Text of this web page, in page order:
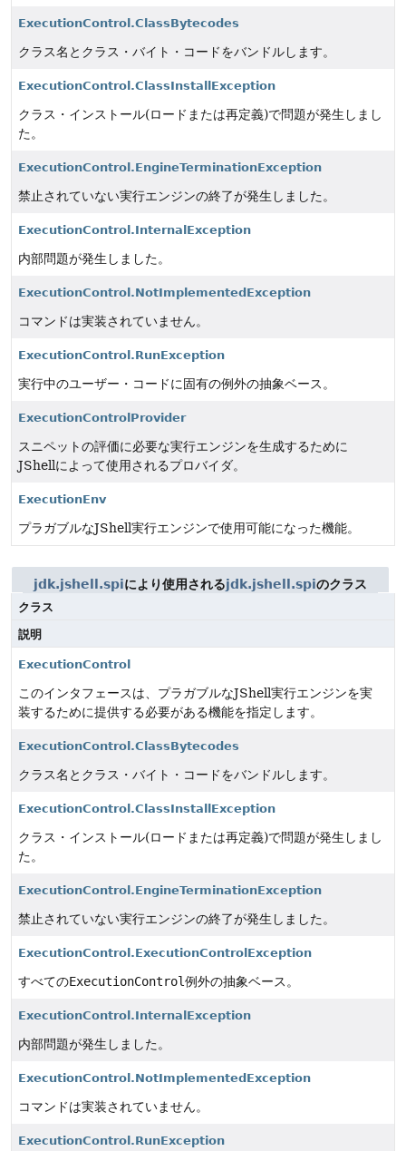
ExecutionControl.ClassBytecodes
クラス名とクラス・バイト・コードをバンドルします。
ExecutionControl.ClassInstallException
クラス・インストール(ロードまたは再定義)で問題が発生しまし
た。
ExecutionControl.EngineTerminationException
禁止されていない実行エンジンの終了が発生しました。
ExecutionControl.InternalException
内部問題が発生しました。
ExecutionControl.NotImplementedException
コマンドは実装されていません。
ExecutionControl.RunException
実行中のユーザー・コードに固有の例外の抽象ベース。
ExecutionControlProvider
スニペットの評価に必要な実行エンジンを生成するために
JShellによって使用されるプロバイダ。
ExecutionEnv
プラガブルなJShell実行エンジンで使用可能になった機能。
jdk.jshell.spiにより使用されるjdk.jshell.spiのクラス
クラス
説明
ExecutionControl
このインタフェースは、プラガブルなJShell実行エンジンを実
装するために提供する必要がある機能を指定します。
ExecutionControl.ClassBytecodes
クラス名とクラス・バイト・コードをバンドルします。
ExecutionControl.ClassInstallException
クラス・インストール(ロードまたは再定義)で問題が発生しまし
た。
ExecutionControl.EngineTerminationException
禁止されていない実行エンジンの終了が発生しました。
ExecutionControl.ExecutionControlException
すべてのExecutionControl例外の抽象ベース。
ExecutionControl.InternalException
内部問題が発生しました。
ExecutionControl.NotImplementedException
コマンドは実装されていません。
ExecutionControl.RunException